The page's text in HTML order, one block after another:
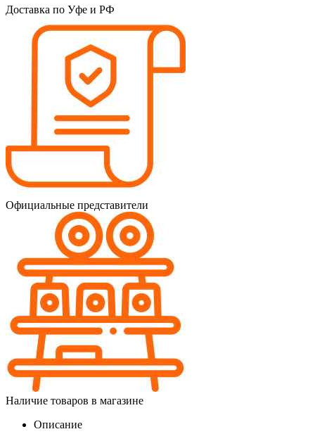
Доставка по Уфе и РФ
Официальные представители
Наличие товаров в магазине
Описание